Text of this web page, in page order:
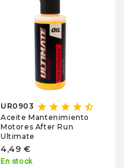
UR0903 star star star star star_half
Aceite Mantenimiento
Motores After Run
Ultimate
4,49 €
En stock